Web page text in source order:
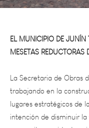
EL MUNICIPIO DE
MESETAS
La Secretaria de
trabajando en la
lugares estratégicos
intención de disminuir
para evitar